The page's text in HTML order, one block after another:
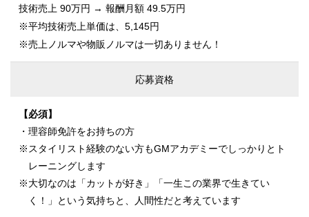
技術売上 90万円 → 報酬月額 49.5万円
※平均技術売上単価は、5,145円
※売上ノルマや物販ノルマは一切ありません！
応募資格
【必須】
・理容師免許をお持ちの方
※スタイリスト経験のない方もGMアカデミーでしっかりとト
レーニングします
※大切なのは「カットが好き」「一生この業界で生きてい
く！」という気持ちと、人間性だと考えています